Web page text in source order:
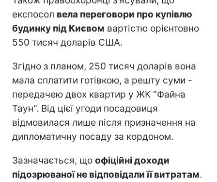
експосол вела переговори про купівлю
будинку під Києвом вартістю орієнтовно
550 тисяч доларів США.
Згідно з планом, 250 тисяч доларів вона
мала сплатити готівкою, а решту суми -
передачею двох квартир у ЖК "Файна
Таун". Від цієї угоди посадовиця
відмовилася лише після призначення на
дипломатичну посаду за кордоном.
Зазначається, що офіційні доходи
підозрюваної не відповідали її витратам.